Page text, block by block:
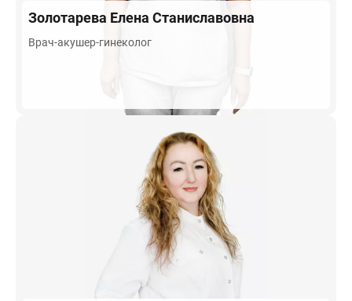
Золотарева Елена Станиславовна
Врач-акушер-гинеколог